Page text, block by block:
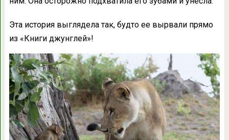
Эта история выглядела так, будто ее вырвали прямо
из «Книги джунглей»!